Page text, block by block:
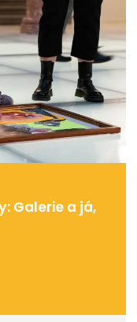
Galerie a já,